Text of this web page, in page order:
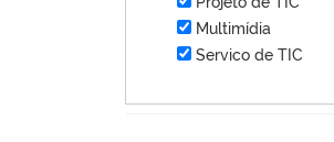
Multimídia
Servico de TIC